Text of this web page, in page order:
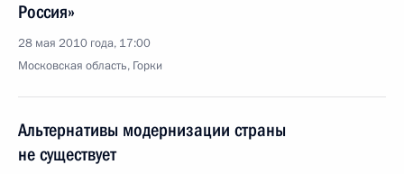
Россия»
28 мая 2010 года, 17:00
Московская область, Горки
Альтернативы модернизации страны
не существует